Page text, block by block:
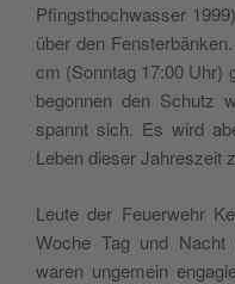
Pfingst­hoch­was­ser
über den
cm (Sonn­tag 17:00 Uhr)
begon­nen den Schutz
spannt sich. Es wird
Leben die­ser Jah­res­zeit
Leu­te der Feu­er­wehr
Woche Tag und
waren unge­mein